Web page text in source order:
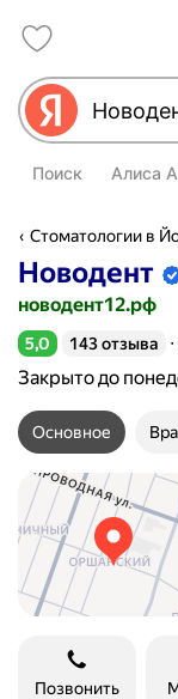
Поиск Алиса
Стоматологии в
Новодент
новодент12.рф
Рейтинг 5,0 из 5
5,0 143 отзыва
Закрыто до
Основное
Позвонить